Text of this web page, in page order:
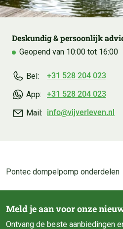
Deskundig & persoonlijk
Geopend van 10:00 tot 16:00
Bel: +31 528 204 023
App: +31 528 204 023
Mail: info@vijverleven.nl
Pontec dompelpomp onderdelen
Meld je aan voor onze
Ontvang de beste aanbiedingen